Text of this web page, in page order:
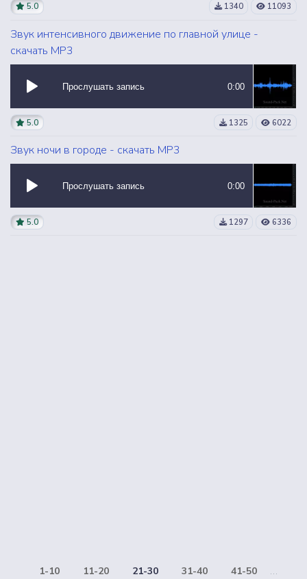
5.0 1340 11093
Звук интенсивного движение по главной улице -
скачать MP3
Прослушать запись 0:00
5.0 1325 6022
Звук ночи в городе - скачать MP3
Прослушать запись 0:00
5.0 1297 6336
1-10 11-20 21-30 31-40 41-50 ...